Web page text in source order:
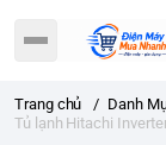
Trang chủ / Danh
Tủ lạnh Hitachi